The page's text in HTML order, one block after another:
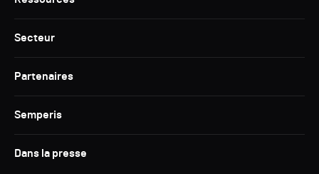
Secteur
Partenaires
Semperis
Dans la presse